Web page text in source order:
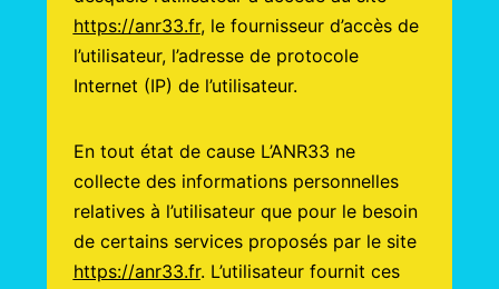
https://anr33.fr, le fournisseur d’accès de
l’utilisateur, l’adresse de protocole
Internet (IP) de l’utilisateur.
En tout état de cause L’ANR33 ne
collecte des informations personnelles
relatives à l’utilisateur que pour le besoin
de certains services proposés par le site
https://anr33.fr. L’utilisateur fournit ces